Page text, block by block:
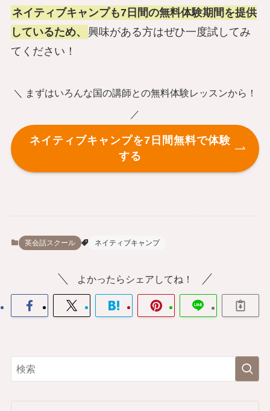
ネイティブキャンプも7日間の無料体験期間を提供
しているため、
興味がある方はぜひ一度試してみ
てください！
＼ まずはいろんな国の講師との無料体験レッスンから！
／
ネイティブキャンプを7日間無料で体験
する
英会話スクール ネイティブキャンプ
よかったらシェアしてね！